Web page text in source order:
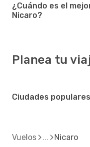
¿Cuándo es el
Nicaro?
Planea tu
Ciudades populares
Vuelos Nicaro